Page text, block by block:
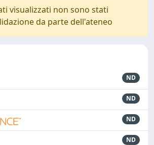
visualizzati non sono stati
da parte dell'ateneo
ND
ND
ND
ND